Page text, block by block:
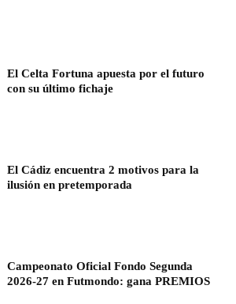
El Celta Fortuna apuesta por el futuro
con su último fichaje
El Cádiz encuentra 2 motivos para la
ilusión en pretemporada
Campeonato Oficial Fondo Segunda
2026-27 en Futmondo: gana PREMIOS